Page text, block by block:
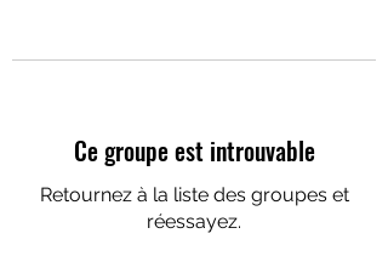
Ce groupe est introuvable
Retournez à la liste des groupes et
réessayez.